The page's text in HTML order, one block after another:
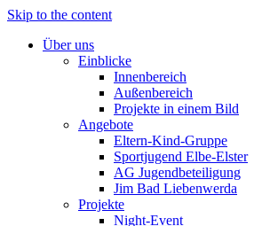
Skip to the content
Über uns
Einblicke
Innenbereich
Außenbereich
Projekte in einem Bild
Angebote
Eltern-Kind-Gruppe
Sportjugend Elbe-Elster
AG Jugendbeteiligung
Jim Bad Liebenwerda
Projekte
Night-Event